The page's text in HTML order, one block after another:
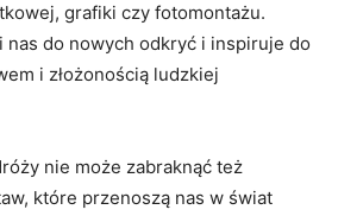
grafiki ‌czy fotomontażu.
‌nas⁤ do nowych odkryć i inspiruje do
i złożonością ludzkiej
nie może zabraknąć też
które przenoszą⁤ nas ⁣w świat